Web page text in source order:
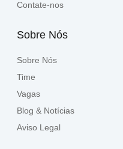
Contate-nos
Sobre Nós
Sobre Nós
Time
Vagas
Blog & Notícias
Aviso Legal